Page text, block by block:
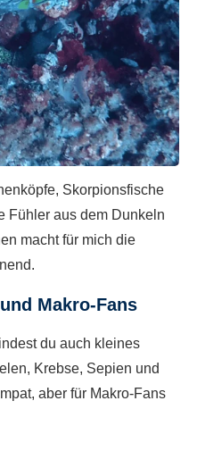
Skorpionsfische
Fühler aus dem Dunkeln
macht für mich die
Makro-Fans
du auch kleines
Krebse, Sepien und
aber für Makro-Fans